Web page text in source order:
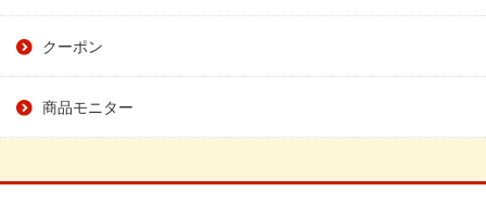
クーポン
商品モニター